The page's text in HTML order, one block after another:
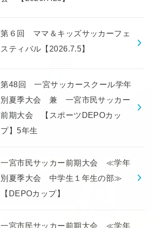
第６回 ママ＆キッズサッカーフェ
スティバル【2026.7.5】
第48回 一宮サッカースクール学年
別夏季大会 兼 一宮市民サッカー
前期大会 【スポーツDEPOカッ
プ】5年生
一宮市民サッカー前期大会 ≪学年
別夏季大会 中学生１年生の部≫
【DEPOカップ】
一宮市民サッカー前期大会 ≪学年